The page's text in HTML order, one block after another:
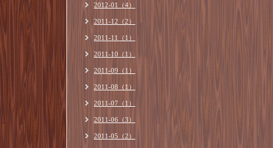
2012-01（4）
2011-12（2）
2011-11（1）
2011-10（1）
2011-09（1）
2011-08（1）
2011-07（1）
2011-06（3）
2011-05（2）